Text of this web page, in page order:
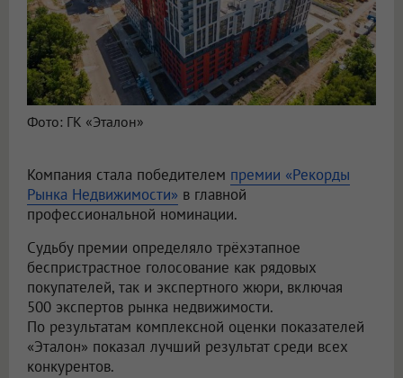
Фото: ГК «Эталон»
Компания стала победителем премии «Рекорды
Рынка Недвижимости» в главной
профессиональной номинации.
Судьбу премии определяло трёхэтапное
беспристрастное голосование как рядовых
покупателей, так и экспертного жюри, включая
500 экспертов рынка недвижимости.
По результатам комплексной оценки показателей
«Эталон» показал лучший результат среди всех
конкурентов.